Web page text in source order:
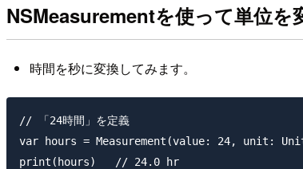
NSMeasurementを使って単位を
時間を秒に変換してみます。
// 「24時間」を定義
var hours = Measurement(value: 24, unit:
print(hours)   // 24.0 hr